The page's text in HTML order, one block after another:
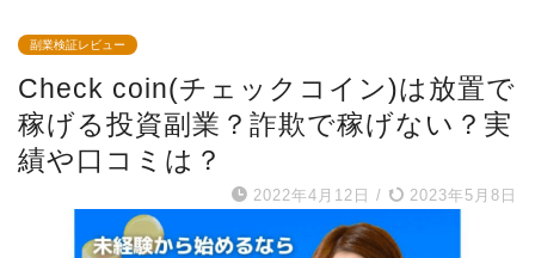
副業検証レビュー
Check coin(チェックコイン)は放置で
稼げる投資副業？詐欺で稼げない？実
績や口コミは？
2022年4月12日 / 2023年5月8日